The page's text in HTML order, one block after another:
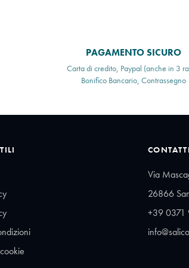
PAGAMENTO SICURO
Carta di credito, Paypal (anche in 3
Bonifico Bancario, Contrassegno
CONTATTI
Via
26866
+39 0371